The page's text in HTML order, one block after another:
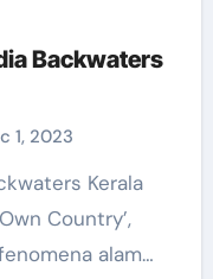
Backwaters
1, 2023
Country’,
alam…